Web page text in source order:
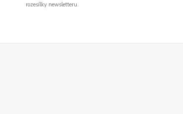
rozesílky newsletteru.